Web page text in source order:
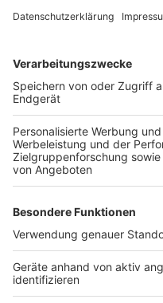
und stecken geblieben.
rund um seinen
veranstalten. Das
Mal.
Anzeige
Anzeige
REVG erweitert
Rhein-Erft-Kreis